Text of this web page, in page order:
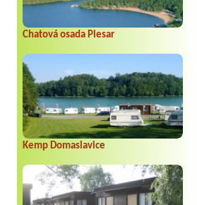
Chatová osada Plesar
Kemp Domaslavice